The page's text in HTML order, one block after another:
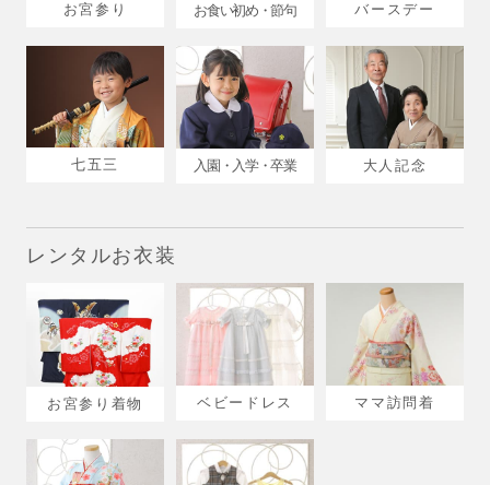
お宮参り お食い初め・節句 バースデー
七五三 入園・入学・卒業 大人記念
レンタルお衣装
お宮参り着物 ベビードレス ママ訪問着